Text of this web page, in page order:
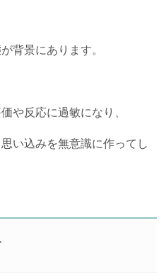
背景にあります。
や反応に過敏になり、
い込みを無意識に作ってし